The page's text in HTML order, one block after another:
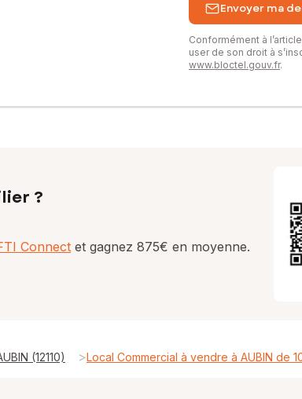
Envoyer ma
Conformément à
user de son droit à
www.bloctel.gouv.fr.
?
Connect et gagnez 875€ en moyenne.
(12110) >Local Commercial à vendre à AUBIN de